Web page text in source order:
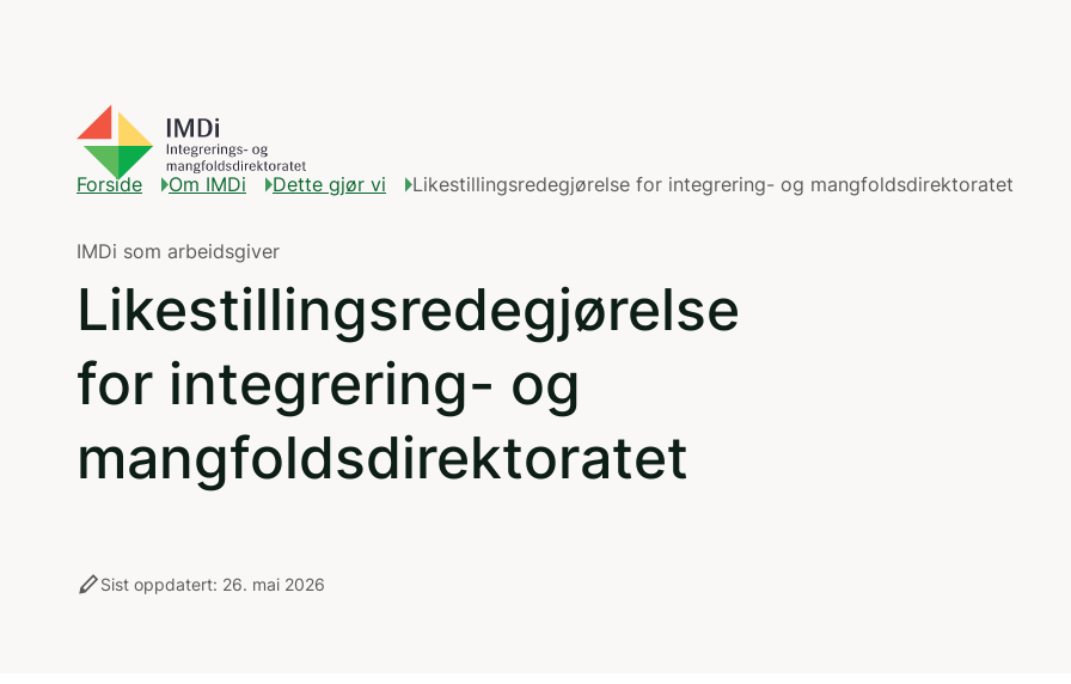
Forside Om IMDi Dette gjør vi Likestillingsredegjørelse for integrering- og mangfoldsdirektoratet
IMDi som arbeidsgiver
Likestillingsredegjørelse
for integrering- og
mangfoldsdirektoratet
stylusSist oppdatert: 26. mai 2026